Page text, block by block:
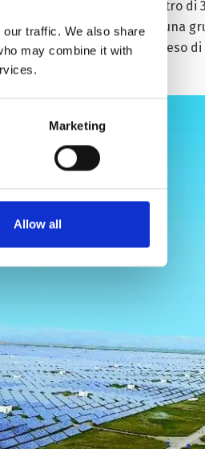
traffic. We also share
may combine it with
Marketing
Allow all
sollevata (con un diametro di
dirlo, perfettamente – da una
spessore di 1,34 e un peso di